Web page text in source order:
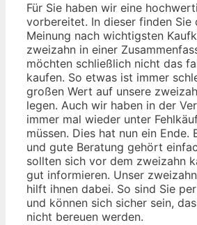
Für Sie haben wir eine
vorbereitet. In dieser finden Sie
Meinung nach wichtigsten
zweizahn in einer
möchten schließlich nicht das
kaufen. So etwas ist immer
großen Wert auf unsere
legen. Auch wir haben in der
immer mal wieder unter
müssen. Dies hat nun ein Ende.
und gute Beratung gehört
sollten sich vor dem zweizahn
gut informieren. Unser
hilft ihnen dabei. So sind Sie
und können sich sicher sein,
nicht bereuen werden.